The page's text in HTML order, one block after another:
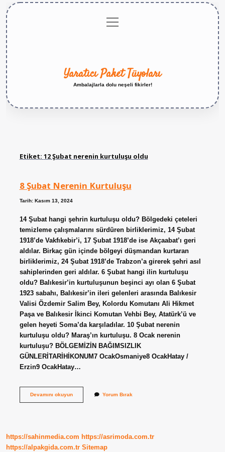
menüyü
aç
Yaratıcı Paket Tüyoları
Ambalajlarla dolu neşeli fikirler!
Etiket: 12 Şubat nerenin kurtuluşu oldu
8 Şubat Nerenin Kurtuluşu
Tarih: Kasım 13, 2024
14 Şubat hangi şehrin kurtuluşu oldu? Bölgedeki çeteleri
temizleme çalışmalarını sürdüren birliklerimiz, 14 Şubat
1918’de Vakfıkebir’i, 17 Şubat 1918’de ise Akçaabat’ı geri
aldılar. Birkaç gün içinde bölgeyi düşmandan kurtaran
birliklerimiz, 24 Şubat 1918’de Trabzon’a girerek şehri asıl
sahiplerinden geri aldılar. 6 Şubat hangi ilin kurtuluşu
oldu? Balıkesir’in kurtuluşunun beşinci ayı olan 6 Şubat
1923 sabahı, Balıkesir’in ileri gelenleri arasında Balıkesir
Valisi Özdemir Salim Bey, Kolordu Komutanı Ali Hikmet
Paşa ve Balıkesir İkinci Komutan Vehbi Bey, Atatürk’ü ve
gelen heyeti Soma’da karşıladılar. 10 Şubat nerenin
kurtuluşu oldu? Maraş’ın kurtuluşu. 8 Ocak nerenin
kurtuluşu? BÖLGEMİZİN BAĞIMSIZLIK
GÜNLERİTARİHİKONUM7 OcakOsmaniye8 OcakHatay /
Erzin9 OcakHatay…
Devamını okuyun8
Yorum Bırak
https://sahinmedia.com https://asrimoda.com.tr
https://alpakgida.com.tr Sitemap